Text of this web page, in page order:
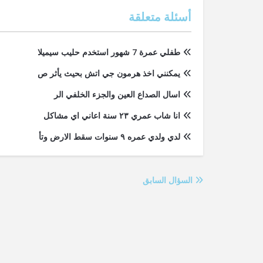
أسئلة متعلقة
طفلي عمرة 7 شهور استخدم حليب سيميلا
يمكنني اخذ هرمون جي اتش بحيث يأثر ص
اسال الصداع العين والجزء الخلفي الر
انا شاب عمري ٢٣ سنة اعاني اي مشاكل
لدي ولدي عمره ٩ سنوات سقط الارض وتأ
السؤال السابق